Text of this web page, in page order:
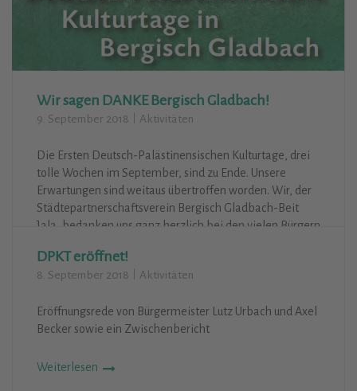
Weiterlesen
Wir sagen DANKE Bergisch Gladbach!
9. September 2018 Aktivitäten
Die Ersten Deutsch-Palästinensischen Kulturtage, drei
tolle Wochen im September, sind zu Ende. Unsere
Erwartungen sind weitaus übertroffen worden. Wir, der
Städtepartnerschaftsverein Bergisch Gladbach-Beit
Jala, bedanken uns ganz herzlich bei den vielen Bürgern
Besuchern, Künstlern, Helfern, Presse, Sponsoren,
Spendern! So viel Zuspruch, gute Stimmung und
Bereicherung für die Stadt und zum Glanzlicht in unserer
Vereinsgeschichte gemacht. Mitte Oktober starten wir
unseren Freunden dort ganz viel aus Bergisch Gladbach
DPKT eröffnet!
8. September 2018 Aktivitäten
Eröffnungsrede von Bürgermeister Lutz Urbach und Axel
Becker sowie ein Zwischenbericht
Weiterlesen